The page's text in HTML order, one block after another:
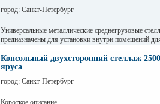
город: Санкт-Петербург
Универсальные металлические среднегрузовые
предназначены для установки внутри помещений
промышленных предприятиях.
Консольный двухсторонний стеллаж
яруса
город: Санкт-Петербург
Короткое описание...